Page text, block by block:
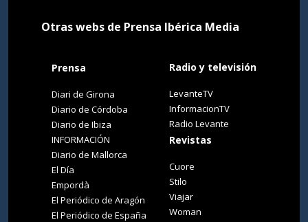
Otras webs de Prensa Ibérica Media
Prensa
Diari de Girona
Diario de Córdoba
Diario de Ibiza
INFORMACIÓN
Diario de Mallorca
El Día
Empordà
El Periódico de Aragón
El Periódico de España
Radio y televisión
LevanteTV
InformacionTV
Radio Levante
Revistas
Cuore
Stilo
Viajar
Woman